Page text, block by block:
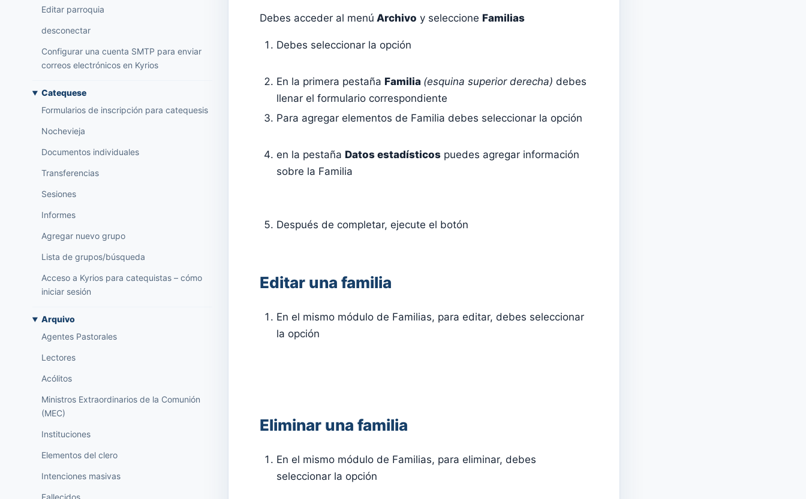
Editar parroquia
desconectar
Configurar una cuenta SMTP para enviar
correos electrónicos en Kyrios
Catequese
Formularios de inscripción para catequesis
Nochevieja
Documentos individuales
Transferencias
Sesiones
Informes
Agregar nuevo grupo
Lista de grupos/búsqueda
Acceso a Kyrios para catequistas – cómo
iniciar sesión
Arquivo
Agentes Pastorales
Lectores
Acólitos
Ministros Extraordinarios de la Comunión
(MEC)
Instituciones
Elementos del clero
Intenciones masivas
Debes acceder al menú Archivo y seleccione Familias
Debes seleccionar la opción
En la primera pestaña Familia (esquina superior derecha) debes
llenar el formulario correspondiente
Para agregar elementos de Familia debes seleccionar la opción
en la pestaña Datos estadísticospuedes agregar información
sobre la Familia
Después de completar, ejecute el botón
Editar una familia
En el mismo módulo de Familias, para editar, debes seleccionar
la opción
Eliminar una familia
En el mismo módulo de Familias, para eliminar, debes
seleccionar la opción